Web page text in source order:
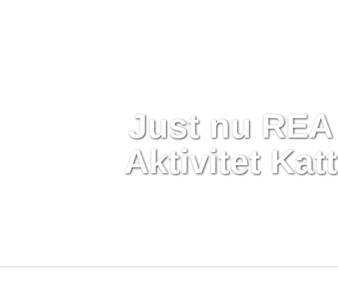
Just nu REA
Aktivitet Katt